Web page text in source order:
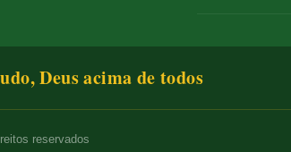
Deus acima de todos
reservados